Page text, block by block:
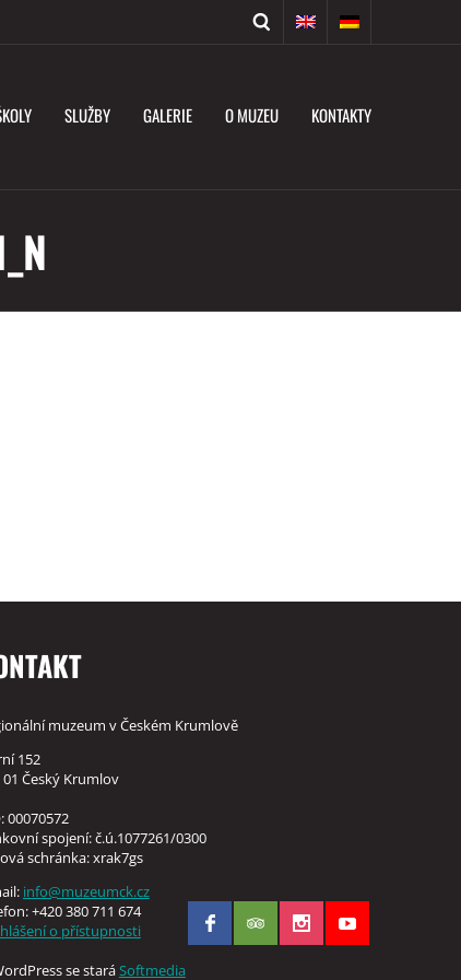
SLUŽBY GALERIE O MUZEU KONTAKTY
muzeum v Českém Krumlově
152
01 Český Krumlov
00070572
spojení: č.ú.1077261/0300
schránka: xrak7gs
info@muzeumck.cz
+420 380 711 674
o přístupnosti
se staráSoftmedia